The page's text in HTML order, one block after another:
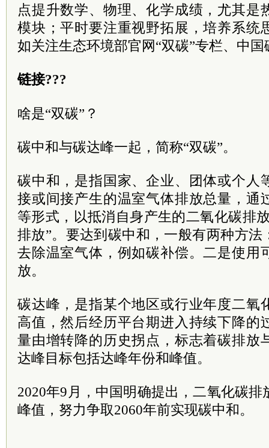
点提升数学、物理、化学成绩，尤其是
模块；平时要注重视野拓展，培养系统
如关注生态环境部官网“双碳”专栏、中
链接???
啥是“双碳”？
碳中和与碳达峰一起，简称“双碳”。
碳中和，是指国家、企业、团体或个人
接或间接产生的温室气体排放总量，通
等形式，以抵消自身产生的二氧化碳排
排放”。要达到碳中和，一般有两种方
去除温室气体，例如碳补偿。二是使用
放。
碳达峰，是指某个地区或行业年度二氧
高值，然后经历平台期进入持续下降的
量由增转降的历史拐点，标志着碳排放
达峰目标包括达峰年份和峰值。
2020年9月，中国明确提出，二氧化碳排
峰值，努力争取2060年前实现碳中和。